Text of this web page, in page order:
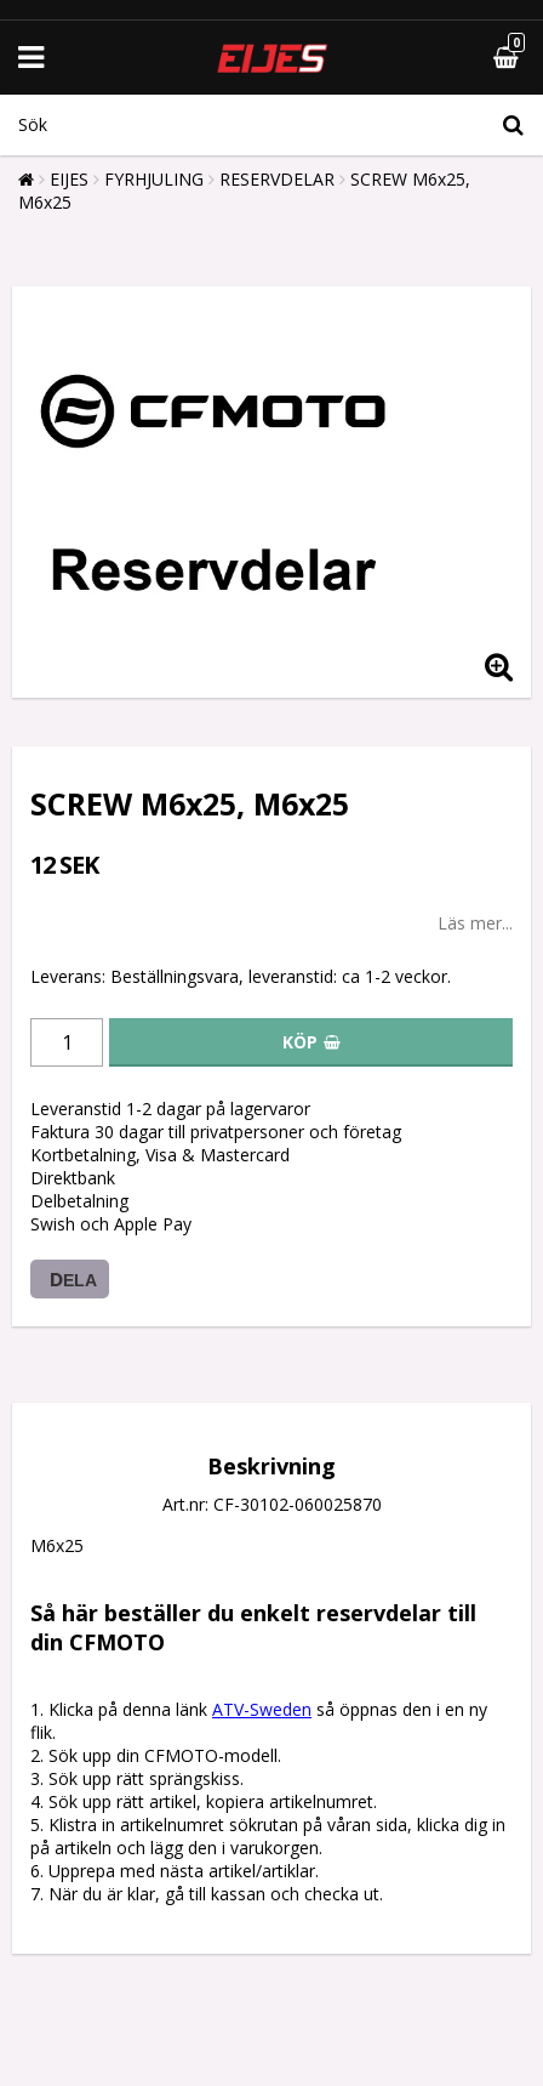
0
EIJES FYRHJULING RESERVDELAR
SCREW M6x25,
M6x25
SCREW M6x25, M6x25
12 SEK
Läs mer...
Leverans: Beställningsvara, leveranstid: ca 1-2 veckor.
KÖP
Leveranstid 1-2 dagar på lagervaror
Faktura 30 dagar till privatpersoner och företag
Kortbetalning, Visa & Mastercard
Direktbank
Delbetalning
Swish och Apple Pay
DELA
Beskrivning
Art.nr: CF-30102-060025870
M6x25
Så här beställer du enkelt reservdelar till
din CFMOTO
1. Klicka på denna länk ATV-Sweden så öppnas den i en ny
flik.
2. Sök upp din CFMOTO-modell.
3. Sök upp rätt sprängskiss.
4. Sök upp rätt artikel, kopiera artikelnumret.
5. Klistra in artikelnumret sökrutan på våran sida, klicka dig in
på artikeln och lägg den i varukorgen.
6. Upprepa med nästa artikel/artiklar.
7. När du är klar, gå till kassan och checka ut.